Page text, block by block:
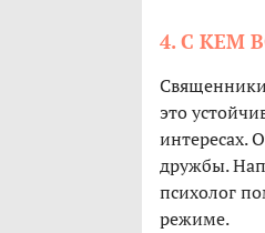
4. С КЕМ
это
интересах.
дружбы.
психолог
режиме.